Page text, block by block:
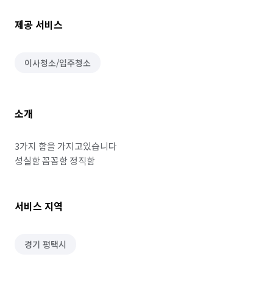
제공 서비스
이사청소/입주청소
소개
3가지 함을 가지고있습니다
성실함 꼼꼼함 정직함
서비스 지역
경기 평택시